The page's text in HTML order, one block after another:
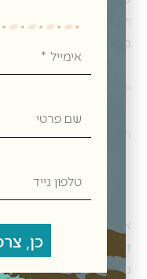
אצלנו בחנות תמצאושמן
זית ברנע בבקבוק מעוצב
נוספים, בבקבוק
פרטי
נייד
כן,